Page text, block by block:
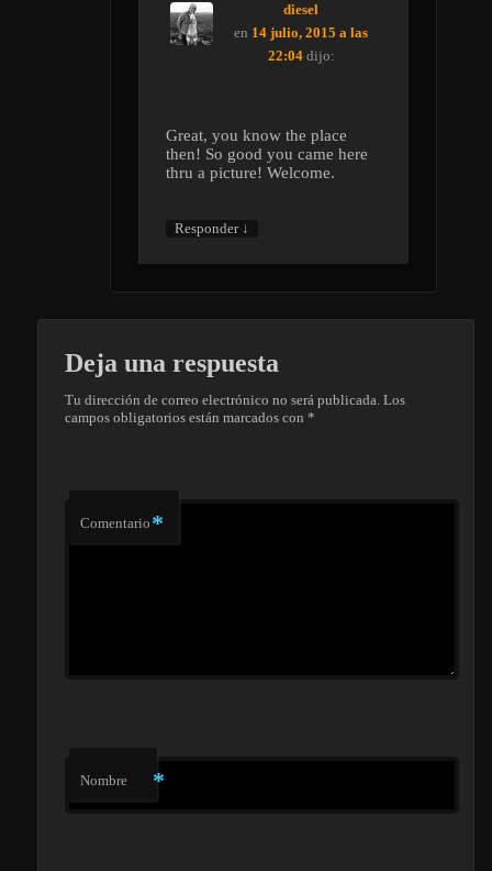
diesel
en 14 julio, 2015 a las
22:04 dijo:
Great, you know the place
then! So good you came here
thru a picture! Welcome.
Responder ↓
Deja una respuesta
Tu dirección de correo electrónico no será publicada. Los
campos obligatorios están marcados con*
Comentario *
Nombre *